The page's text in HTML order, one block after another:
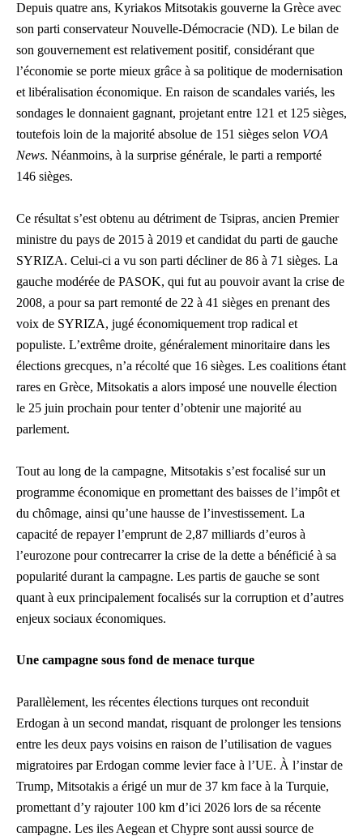
Depuis quatre ans, Kyriakos Mitsotakis gouverne la Grèce avec
son parti conservateur Nouvelle-Démocracie (ND). Le bilan de
son gouvernement est relativement positif, considérant que
l’économie se porte mieux grâce à sa politique de modernisation
et libéralisation économique. En raison de scandales variés, les
sondages le donnaient gagnant, projetant entre 121 et 125 sièges,
toutefois loin de la majorité absolue de 151 sièges selon VOA
News. Néanmoins, à la surprise générale, le parti a remporté
146 sièges.
Ce résultat s’est obtenu au détriment de Tsipras, ancien Premier
ministre du pays de 2015 à 2019 et candidat du parti de gauche
SYRIZA. Celui-ci a vu son parti décliner de 86 à 71 sièges. La
gauche modérée de PASOK, qui fut au pouvoir avant la crise de
2008, a pour sa part remonté de 22 à 41 sièges en prenant des
voix de SYRIZA, jugé économiquement trop radical et
populiste. L’extrême droite, généralement minoritaire dans les
élections grecques, n’a récolté que 16 sièges. Les coalitions étant
rares en Grèce, Mitsokatis a alors imposé une nouvelle élection
le 25 juin prochain pour tenter d’obtenir une majorité au
parlement.
Tout au long de la campagne, Mitsotakis s’est focalisé sur un
programme économique en promettant des baisses de l’impôt et
du chômage, ainsi qu’une hausse de l’investissement. La
capacité de repayer l’emprunt de 2,87 milliards d’euros à
l’eurozone pour contrecarrer la crise de la dette a bénéficié à sa
popularité durant la campagne. Les partis de gauche se sont
quant à eux principalement focalisés sur la corruption et d’autres
enjeux sociaux économiques.
Une campagne sous fond de menace turque
Parallèlement, les récentes élections turques ont reconduit
Erdogan à un second mandat, risquant de prolonger les tensions
entre les deux pays voisins en raison de l’utilisation de vagues
migratoires par Erdogan comme levier face à l’UE. À l’instar de
Trump, Mitsotakis a érigé un mur de 37 km face à la Turquie,
promettant d’y rajouter 100 km d’ici 2026 lors de sa récente
campagne. Les iles Aegean et Chypre sont aussi source de